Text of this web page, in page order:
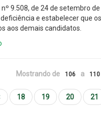
9.508, de 24 de setembro
e estabelecer que
aos demais candidatos.
Mostrando de 106 a 110
18 19 20 21